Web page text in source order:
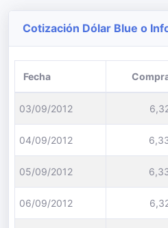
Cotización Dólar Blue o
Fecha
03/09/2012
04/09/2012
05/09/2012
06/09/2012